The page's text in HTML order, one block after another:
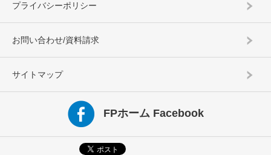
プライバシーポリシー
お問い合わせ/資料請求
サイトマップ
FPホーム Facebook